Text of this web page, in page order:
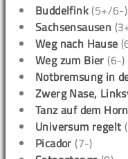
Buddelfink (5+/6-)
Sachsensausen
Weg nach Hause
Weg zum Bier (6-)
Notbremsung in
Zwerg Nase,
Tanz auf dem Horn
Universum regelt
Picador (7-)